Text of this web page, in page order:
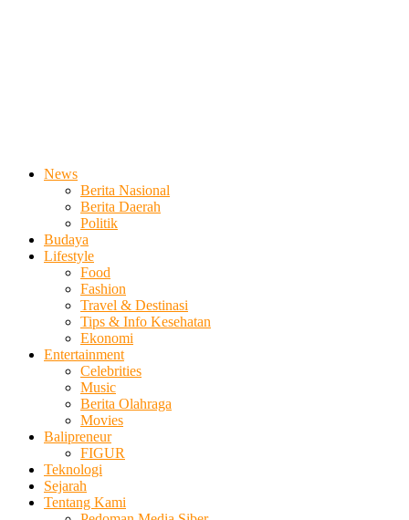
News
Berita Nasional
Berita Daerah
Politik
Budaya
Lifestyle
Food
Fashion
Travel & Destinasi
Tips & Info Kesehatan
Ekonomi
Entertainment
Celebrities
Music
Berita Olahraga
Movies
Balipreneur
FIGUR
Teknologi
Sejarah
Tentang Kami